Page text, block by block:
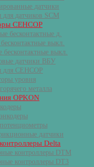
датчики
для датчиков SCM
СЕНСОР
бесконтактные д.
выкл.
бесконтактные выкл.
датчики ВБУ
для СЕНСОР
уровня
металла
OPKON
датчики
Delta
контроллеры DTM
контроллеры DT3